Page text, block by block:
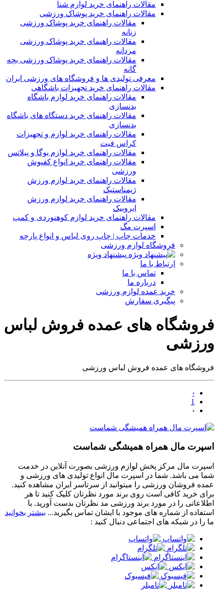
مقالات راهنمای خرید لوازم شنا
مقالات راهنمای خرید پوشاک ورزشی
مقالات راهنمای خرید پوشاک ورزشی
زنانه
مقالات راهنمای خرید پوشاک ورزشی
مردانه
مقالات راهنمای خرید پوشاک ورزشی بچه
گانه
معرفی تولیدی ها و فروشگاه های ورزشی ایران
مقالات راهنمای خرید تجهیزات باشگاهی
مقالات راهنمای خرید لوازم باشگاه
بدنسازی
مقالات راهنمای خرید دستگاه های باشگاه
بدنسازی
مقالات راهنمای خرید لوازم و تجهیزات
کراس فیت
مقالات راهنمای خرید لوازم یوگا و پیلاتس
مقالات راهنمای خرید انواع کفپوش
ورزشی
مقالات راهنمای خرید لوازم ورزش
ژیمناستیک
مقالات راهنمای خرید لوازم ورزش
ایروبیک
مقالات راهنمای خرید لوازم کوهنوردی و کمپ
اسپرت مگ
خدمات چاپ | چاپ روی لباس و انواع پارچه
فروشگاه لوازم ورزشی
پیشنهاد ویژه
ارتباط با ما
تماس با ما
درباره ما
خرید عمده لوازم ورزشی
پیگیری سفارش
فروشگاه های عمده فروش لباس
ورزشی
فروشگاه های عمده فروش لباس ورزشی
‹
1
›
اسپرت مال همراه همیشگی شماست
اسپرت مال مرکز پخش لوازم ورزشی بصورت آنلاین در خدمت
شما می باشد. شما در اسپرت مال انواع تولیدی های ورزشی و
عمده فروشان ورزشی را میتوانید از سرتاسر ایران مشاهده کنید.
برای خرید کافی است روی برند مورد نظرتان کلیک کنید تا هر
اطلاعاتی را در مورد برند ورزشی مد نظرتان بدست آورید. با
استفاده از شماره های موجود با ایشان تماس بگیرید... بیشتر بخوانید
ما را در شبکه های اجتماعی دنبال کنید :